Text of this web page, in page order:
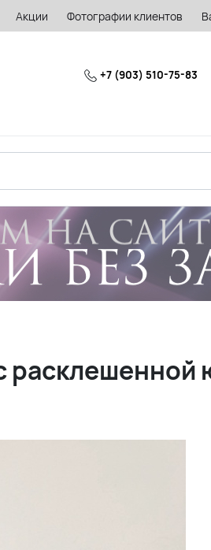
Акции Фотографии клиентов
+7 (903) 510-75-83